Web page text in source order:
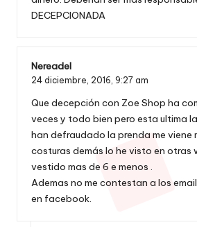
DECEPCIONADA
Nereadel
24 diciembre, 2016, 9:27 am
Que decepción con Zoe Shop ha
veces y todo bien pero esta ultima
han defraudado la prenda me viene
costuras demás lo he visto en otras
vestido mas de 6 e menos .
Ademas no me contestan a los
en facebook.